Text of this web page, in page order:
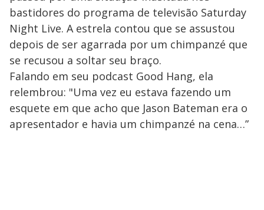
bastidores do programa de televisão Saturday
Night Live. A estrela contou que se assustou
depois de ser agarrada por um chimpanzé que
se recusou a soltar seu braço.
Falando em seu podcast Good Hang, ela
relembrou: "Uma vez eu estava fazendo um
esquete em que acho que Jason Bateman era o
apresentador e havia um chimpanzé na cena…”